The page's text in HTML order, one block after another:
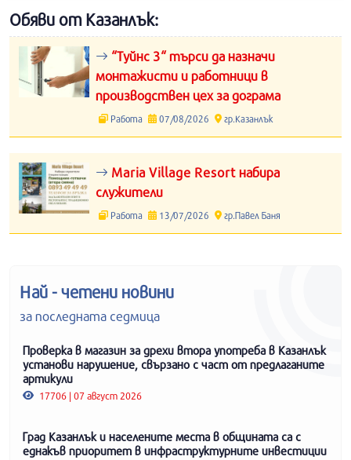
Обяви от Казанлък:
“Туйнс 3“ търси да назначи
монтажисти и работници в
производствен цех за дограма
Работа 07/08/2026 гр.Казанлък
Maria Village Resort набира
служители
Работа 13/07/2026 гр.Павел Баня
Най - четени новини
за последната седмица
Проверка в магазин за дрехи втора употреба в Казанлък
установи нарушение, свързано с част от предлаганите
артикули
17706 | 07 август 2026
Град Казанлък и населените места в общината са с
еднакъв приоритет в инфраструктурните инвестиции